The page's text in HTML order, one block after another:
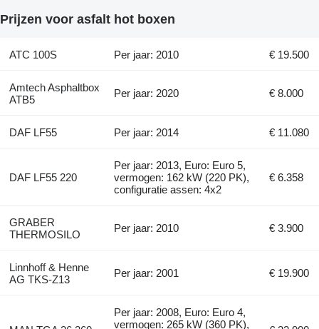
Prijzen voor asfalt hot boxen
ATC 100S Per jaar: 2010 € 19.500
Amtech Asphaltbox
ATB5
Per jaar: 2020 € 8.000
DAF LF55 Per jaar: 2014 € 11.080
DAF LF55 220
Per jaar: 2013, Euro: Euro 5,
vermogen: 162 kW (220 PK),
configuratie assen: 4x2
€ 6.358
GRABER
THERMOSILO
Per jaar: 2010 € 3.900
Linnhoff & Henne
AG TKS-Z13
Per jaar: 2001 € 19.900
Per jaar: 2008, Euro: Euro 4,
vermogen: 265 kW (360 PK),